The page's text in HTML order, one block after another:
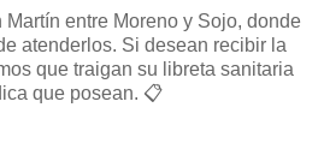
entre Moreno y Sojo, donde
atenderlos. Si desean recibir la
que traigan su libreta sanitaria
que posean. 📋